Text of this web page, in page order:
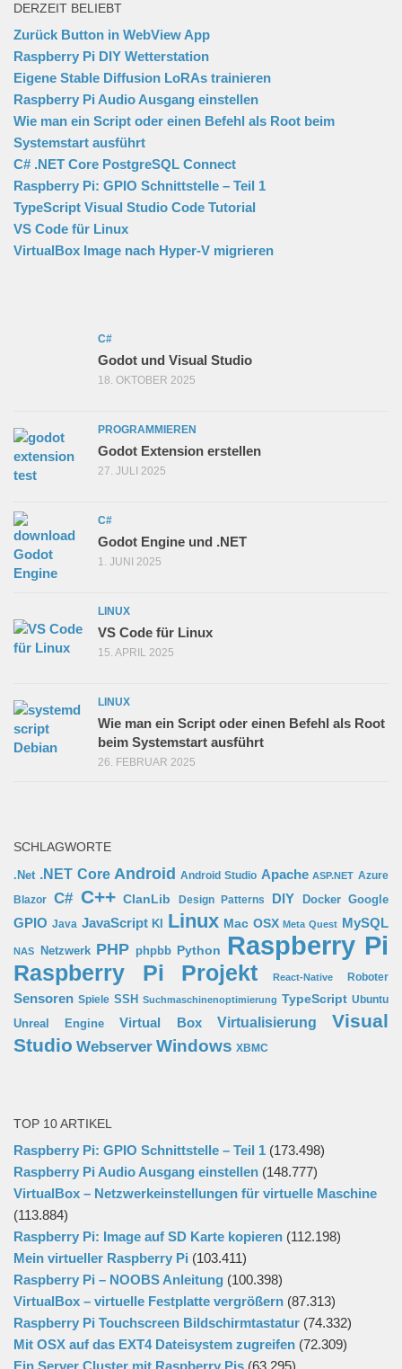
DERZEIT BELIEBT
Zurück Button in WebView App
Raspberry Pi DIY Wetterstation
Eigene Stable Diffusion LoRAs trainieren
Raspberry Pi Audio Ausgang einstellen
Wie man ein Script oder einen Befehl als Root beim
Systemstart ausführt
C# .NET Core PostgreSQL Connect
Raspberry Pi: GPIO Schnittstelle – Teil 1
TypeScript Visual Studio Code Tutorial
VS Code für Linux
VirtualBox Image nach Hyper-V migrieren
C#
Godot und Visual Studio
18. OKTOBER 2025
PROGRAMMIEREN
Godot Extension erstellen
27. JULI 2025
C#
Godot Engine und .NET
1. JUNI 2025
LINUX
VS Code für Linux
15. APRIL 2025
LINUX
Wie man ein Script oder einen Befehl als Root
beim Systemstart ausführt
26. FEBRUAR 2025
SCHLAGWORTE
.Net .NET Core Android Android Studio Apache ASP.NET Azure
Blazor C# C++ ClanLib Design Patterns DIY Docker Google
GPIO Java JavaScript KI Linux Mac OSX Meta Quest MySQL
NAS Netzwerk PHP phpbb Python Raspberry Pi
Raspberry Pi Projekt React-Native Roboter
Sensoren Spiele SSH Suchmaschinenoptimierung TypeScript Ubuntu
Unreal Engine
Virtual Box Virtualisierung
Visual
Studio Webserver Windows XBMC
TOP 10 ARTIKEL
Raspberry Pi: GPIO Schnittstelle – Teil 1 (173.498)
Raspberry Pi Audio Ausgang einstellen (148.777)
VirtualBox – Netzwerkeinstellungen für virtuelle Maschine
(113.884)
Raspberry Pi: Image auf SD Karte kopieren (112.198)
Mein virtueller Raspberry Pi (103.411)
Raspberry Pi – NOOBS Anleitung (100.398)
VirtualBox – virtuelle Festplatte vergrößern (87.313)
Raspberry Pi Touchscreen Bildschirmtastatur (74.332)
Mit OSX auf das EXT4 Dateisystem zugreifen (72.309)
Ein Server Cluster mit Raspberry Pis (63.295)